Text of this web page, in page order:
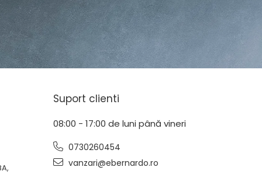
Suport clienti
08:00 - 17:00 de luni până vineri
0730260454
vanzari@ebernardo.ro